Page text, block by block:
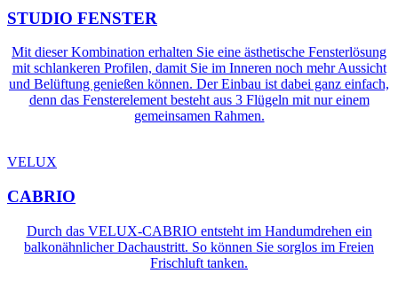
STUDIO FENSTER
Mit dieser Kombination erhalten Sie eine ästhetische Fensterlösung
mit schlankeren Profilen, damit Sie im Inneren noch mehr Aussicht
und Belüftung genießen können. Der Einbau ist dabei ganz einfach,
denn das Fensterelement besteht aus 3 Flügeln mit nur einem
gemeinsamen Rahmen.
VELUX
CABRIO
Durch das VELUX-CABRIO entsteht im Handumdrehen ein
balkonähnlicher Dachaustritt. So können Sie sorglos im Freien
Frischluft tanken.